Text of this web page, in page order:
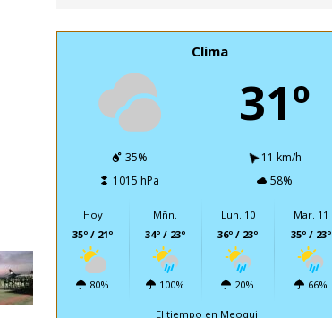
Clima
31º
35%
11 km/h
1015 hPa
58%
Hoy
35º / 21º
80%
Mñn.
34º / 23º
100%
Lun. 10
36º / 23º
20%
Mar. 11
35º / 23º
66%
El tiempo en Meoqui